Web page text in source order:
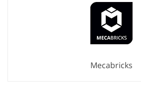
Mecabricks